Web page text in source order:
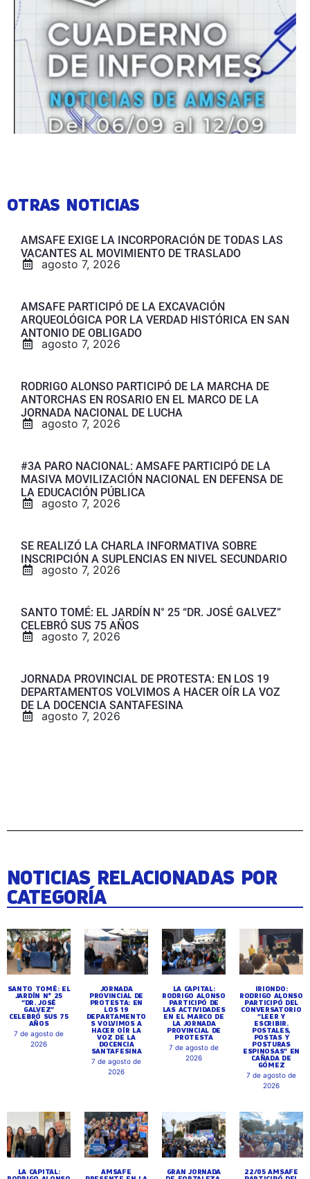
OTRAS NOTICIAS
AMSAFE EXIGE LA INCORPORACIÓN DE TODAS LAS
VACANTES AL MOVIMIENTO DE TRASLADO
agosto 7, 2026
AMSAFE PARTICIPÓ DE LA EXCAVACIÓN
ARQUEOLÓGICA POR LA VERDAD HISTÓRICA EN SAN
ANTONIO DE OBLIGADO
agosto 7, 2026
RODRIGO ALONSO PARTICIPÓ DE LA MARCHA DE
ANTORCHAS EN ROSARIO EN EL MARCO DE LA
JORNADA NACIONAL DE LUCHA
agosto 7, 2026
#3A PARO NACIONAL: AMSAFE PARTICIPÓ DE LA
MASIVA MOVILIZACIÓN NACIONAL EN DEFENSA DE
LA EDUCACIÓN PÚBLICA
agosto 7, 2026
SE REALIZÓ LA CHARLA INFORMATIVA SOBRE
INSCRIPCIÓN A SUPLENCIAS EN NIVEL SECUNDARIO
agosto 7, 2026
SANTO TOMÉ: EL JARDÍN N° 25 “DR. JOSÉ GALVEZ”
CELEBRÓ SUS 75 AÑOS
agosto 7, 2026
JORNADA PROVINCIAL DE PROTESTA: EN LOS 19
DEPARTAMENTOS VOLVIMOS A HACER OÍR LA VOZ
DE LA DOCENCIA SANTAFESINA
agosto 7, 2026
NOTICIAS RELACIONADAS POR
CATEGORÍA
SANTO TOMÉ: EL
JARDÍN N° 25
“DR. JOSÉ
GALVEZ”
CELEBRÓ SUS 75
AÑOS
7 de agosto de
2026
JORNADA
PROVINCIAL DE
PROTESTA: EN
LOS 19
DEPARTAMENTO
S VOLVIMOS A
HACER OÍR LA
VOZ DE LA
DOCENCIA
SANTAFESINA
7 de agosto de
2026
LA CAPITAL:
RODRIGO ALONSO
PARTICIPÓ DE
LAS ACTIVIDADES
EN EL MARCO DE
LA JORNADA
PROVINCIAL DE
PROTESTA
7 de agosto de
2026
IRIONDO:
RODRIGO ALONSO
PARTICIPÓ DEL
CONVERSATORIO
“LEER Y
ESCRIBIR.
POSTALES,
POSTAS Y
POSTURAS
ESPINOSAS” EN
CAÑADA DE
GÓMEZ
7 de agosto de
2026
LA CAPITAL: AMSAFE GRAN JORNADA 22/05 AMSAFE